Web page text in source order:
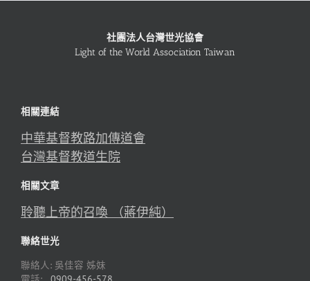
社團法人台灣世光協會
Light of the World Association Taiwan
相關連結
中華基督教路加傳道會
台灣基督教道生院
相關文章
聆聽上帝的召喚 （蔣伊純）
聯絡世光
聯絡人: 吳佳容 姊妹